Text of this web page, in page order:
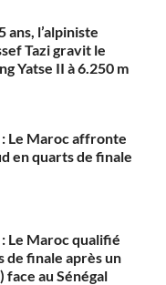
ans, l’alpiniste
Tazi gravit le
Yatse II à 6.250 m
Le Maroc affronte
en quarts de finale
Le Maroc qualifié
de finale après un
face au Sénégal